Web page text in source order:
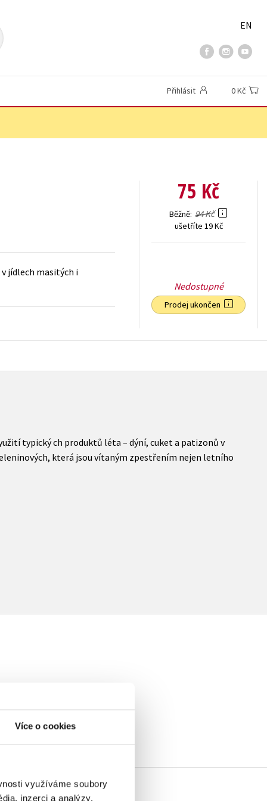
Více o cookies
využíváme soubory
inzerci a analýzy.
EN
Přihlásit 0 Kč
jídlech masitých i
75 Kč
Běžně 94 Kč
ušetříte 19 Kč
Nedostupné
Prodej ukončen
typický ch produktů léta – dýní, cuket a patizonů v
která jsou vítaným zpestřením nejen letního